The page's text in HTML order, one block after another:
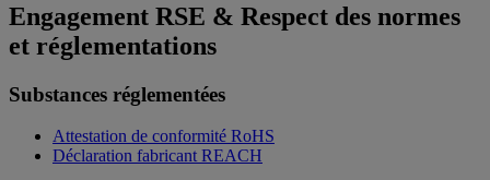
Engagement RSE & Respect des normes
et réglementations
Substances réglementées
Attestation de conformité RoHS
Déclaration fabricant REACH